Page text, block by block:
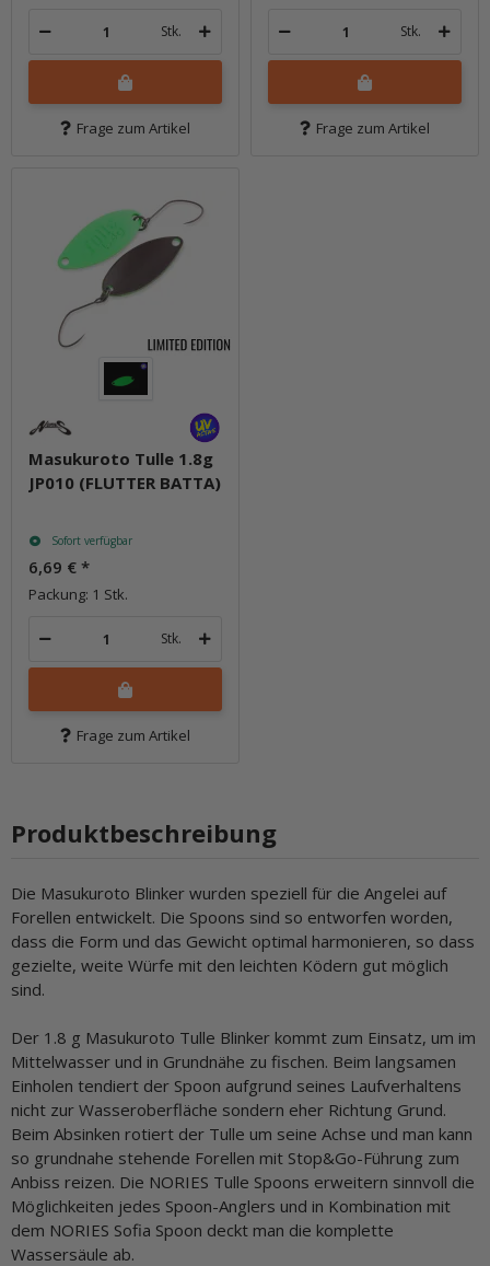
Stk.
Frage zum Artikel
Stk.
Frage zum Artikel
Masukuroto Tulle 1.8g
JP010 (FLUTTER BATTA)
Sofort verfügbar
6,69 € *
Packung: 1 Stk.
Stk.
Frage zum Artikel
Produktbeschreibung
Die Masukuroto Blinker wurden speziell für die Angelei auf
Forellen entwickelt. Die Spoons sind so entworfen worden,
dass die Form und das Gewicht optimal harmonieren, so dass
gezielte, weite Würfe mit den leichten Ködern gut möglich
sind.
Der 1.8 g Masukuroto Tulle Blinker kommt zum Einsatz, um im
Mittelwasser und in Grundnähe zu fischen. Beim langsamen
Einholen tendiert der Spoon aufgrund seines Laufverhaltens
nicht zur Wasseroberfläche sondern eher Richtung Grund.
Beim Absinken rotiert der Tulle um seine Achse und man kann
so grundnahe stehende Forellen mit Stop&Go-Führung zum
Anbiss reizen. Die NORIES Tulle Spoons erweitern sinnvoll die
Möglichkeiten jedes Spoon-Anglers und in Kombination mit
dem NORIES Sofia Spoon deckt man die komplette
Wassersäule ab.